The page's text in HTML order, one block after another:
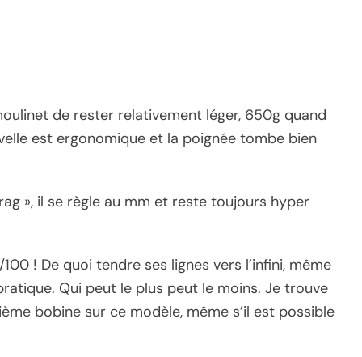
de rester relativement léger, 650g quand
est ergonomique et la poignée tombe bien
», il se règle au mm et reste toujours hyper
! De quoi tendre ses lignes vers l’infini, même
Qui peut le plus peut le moins. Je trouve
bobine sur ce modèle, même s’il est possible